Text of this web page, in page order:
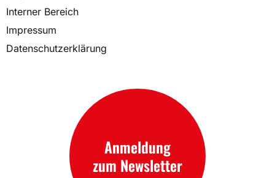
Interner Bereich
Impressum
Datenschutzerklärung
Anmeldung
zum Newsletter